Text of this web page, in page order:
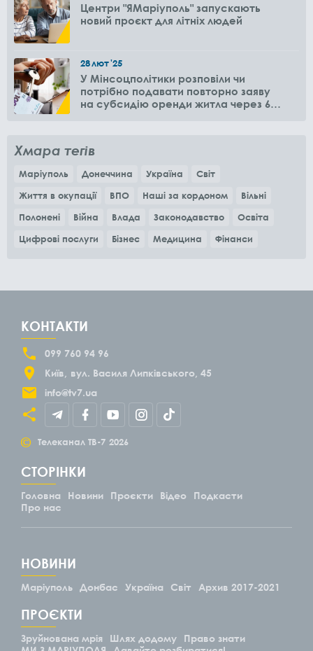
Центри "ЯМаріуполь" запускають
новий проєкт для літніх людей
28лют'25
У Мінсоцполітики розповіли чи
потрібно подавати повторно заяву
на субсидію оренди житла через 6
Хмара тегів
Маріуполь Донеччина Україна
Світ
Життя в окупації
ВПО Наші за кордоном
Вільні
Полонені
Війна Влада Законодавство
Освіта
Цифрові послуги
Бізнес Медицина Фінанси
КОНТАКТИ
099 760 94 96
Київ
вул. Василя Липківського, 45
info@tv7.ua
© Телеканал ТВ-7 2026
СТОРІНКИ
Головна Новини Проєкти Відео
Подкасти
Про нас
НОВИНИ
Маріуполь Донбас Україна Світ Архив 2017-2021
ПРОЄКТИ
Зруйнована мрія Шлях додому
Право знати